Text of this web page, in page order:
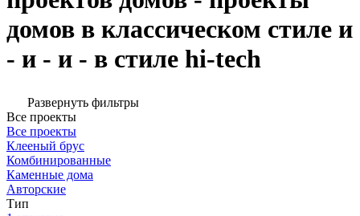
домов в классическом стиле и
- и - и - в стиле hi-tech
Развернуть фильтры
Все проекты
Все проекты
Клееный брус
Комбинированные
Каменные дома
Авторские
Тип